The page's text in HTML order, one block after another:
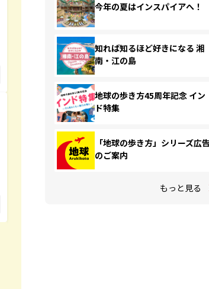
今年の夏はインスパイアへ！
知れば知るほど好きになる 湘
南・江の島
地球の歩き方45周年記念 イン
ド特集
「地球の歩き方」シリーズ広告
のご案内
もっと見る